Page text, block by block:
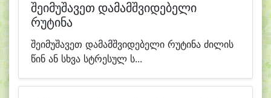
შეიმუშავეთ დამამშვიდებელი
რუტინა
შეიმუშავეთ დამამშვიდებელი რუტინა ძილის
წინ ან სხვა სტრესულ ს...